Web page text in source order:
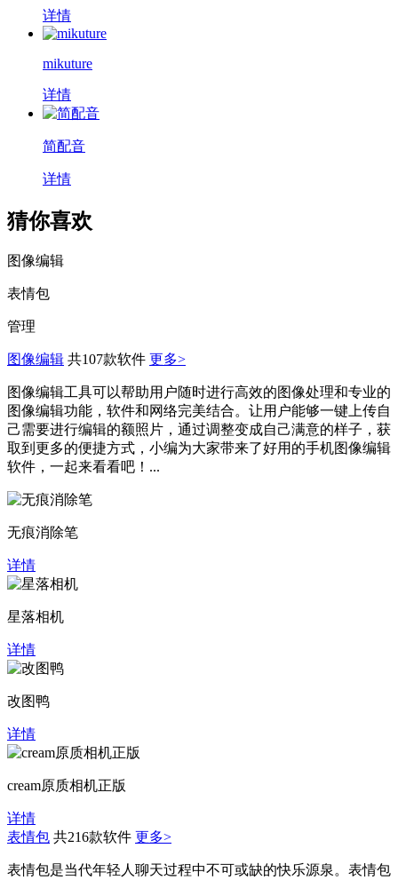
详情
mikuture
详情
简配音
详情
猜你喜欢
图像编辑
表情包
管理
图像编辑 共107款软件 更多>
图像编辑工具可以帮助用户随时进行高效的图像处理和专业的
图像编辑功能，软件和网络完美结合。让用户能够一键上传自
己需要进行编辑的额照片，通过调整变成自己满意的样子，获
取到更多的便捷方式，小编为大家带来了好用的手机图像编辑
软件，一起来看看吧！...
无痕消除笔
详情
星落相机
详情
改图鸭
详情
cream原质相机正版
详情
表情包 共216款软件 更多>
表情包是当代年轻人聊天过程中不可或缺的快乐源泉。表情包